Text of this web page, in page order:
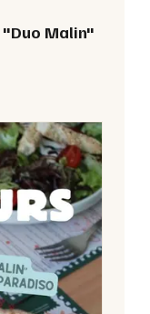
"Duo Malin"